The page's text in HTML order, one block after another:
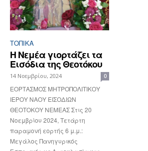
ΤΟΠΙΚΑ
Η Νεμέα γιορτάζει τα
Εισόδια της Θεοτόκου
14 Νοεμβρίου, 2024 0
ΕΟΡΤΑΣΜΟΣ ΜΗΤΡΟΠΟΛΙΤΙΚΟΥ
ΙΕΡΟΥ ΝΑΟΥ ΕΙΣΟΔΙΩΝ
ΘΕΟΤΟΚΟΥ ΝΕΜΕΑΣ Στις 20
Νοεμβρίου 2024, Τετάρτη
παραμονή εορτής 6 μ.μ.:
Μεγάλος Πανηγυρικός